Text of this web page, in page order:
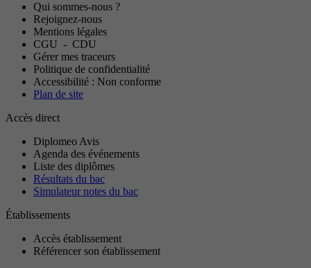
Qui sommes-nous ?
Rejoignez-nous
Mentions légales
CGU - CDU
Gérer mes traceurs
Politique de confidentialité
Accessibilité : Non conforme
Plan de site
Accès direct
Diplomeo Avis
Agenda des événements
Liste des diplômes
Résultats du bac
Simulateur notes du bac
Établissements
Accès établissement
Référencer son établissement